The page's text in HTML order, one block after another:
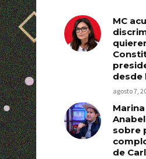
MC
desde
agosto 7,
sobre
de